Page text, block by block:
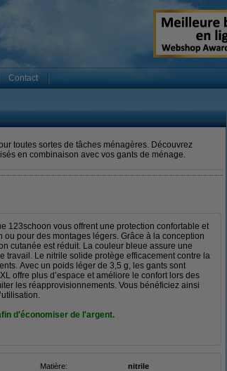
Contact
toutes sortes de tâches ménagères. Découvrez
en combinaison avec vos gants de ménage.
123schoon vous offrent une protection confortable et
pour des montages légers. Grâce à la conception
cutanée est réduit. La couleur bleue assure une
Le nitrile solide protège efficacement contre la
Avec un poids léger de 3,5 g, les gants sont
offre plus d’espace et améliore le confort lors des
les réapprovisionnements. Vous bénéficiez ainsi
d'économiser de l'argent.
Matière:
nitrile